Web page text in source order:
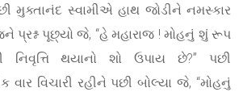
મુક્તાનંદ સ્વામીએ હાથ જોડીને નમસ્કાર
પ્રશ્ન પૂછ્યો જે, “હે મહારાજ ! મોહનું શું રૂપ
થયાનો શો ઉપાય છે?” પછી
વાર વિચારી રહીને પછી બોલ્યા જે, “મોહનું